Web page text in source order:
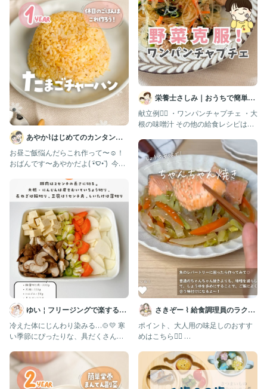
あやか⌇はじめてのカンタン離
乳食・幼児食💛
お昼ご飯悩んだらこれ作って〜☺️！ ⁡
おばんです〜あやかだよ( •︠‎ࠏ•︡ ) ⁡ 今日
ゆい￤フリージングで楽する離
乳食 幼児食 | 簡単作りおき
冷えた体にじんわり染みる…🍲💛 寒
い季節にぴったりな、具だくさんの
栄養士さしみ｜おうちで簡単給
食レシピ
献立例👇🏻 ・ワンパンチャプチェ ・大
根の味噌汁 その他の給食レシピはこ
さきぞー ⌇ 給食調理員のラクう
ま幼児食
ポイント、大人用の味足しのおすす
めはこちら💁‍♀️ ⁡